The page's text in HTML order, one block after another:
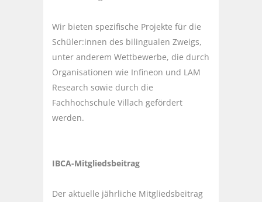
Wir bieten spezifische Projekte für die
Schüler:innen des bilingualen Zweigs,
unter anderem Wettbewerbe, die durch
Organisationen wie Infineon und LAM
Research sowie durch die
Fachhochschule Villach gefördert
werden.
IBCA-Mitgliedsbeitrag
Der aktuelle jährliche Mitgliedsbeitrag